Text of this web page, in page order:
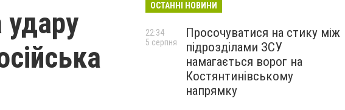
удару
ОСТАННІ НОВИНИ
Просочуватися на стику між
підрозділами ЗСУ
намагається ворог на
Костянтинівському
напрямку
22:34
5 серпня